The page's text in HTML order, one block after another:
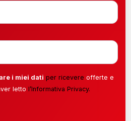
i miei dati per ricevere offerte e
letto l’Informativa Privacy.